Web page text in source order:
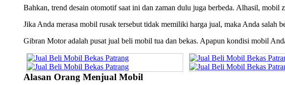
Bahkan, trend desain otomotif saat ini dan zaman dulu juga berbeda. Alhasil, mobil
Jika Anda merasa mobil rusak tersebut tidak memiliki harga jual, maka Anda salah
Gibran Motor adalah pusat jual beli mobil tua dan bekas. Apapun kondisi mobil
Alasan Orang Menjual Mobil